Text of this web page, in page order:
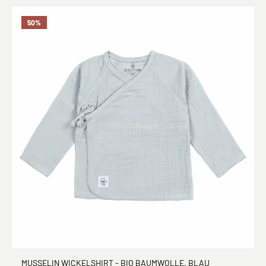
50%
MUSSELIN WICKELSHIRT - BIO BAUMWOLLE, BLAU